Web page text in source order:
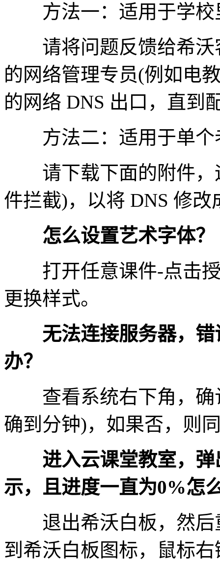
方法一：适用于学校
请将问题反馈给希沃
的网络管理专员(例如电
的网络 DNS 出口，直到
方法二：适用于单个
请下载下面的附件，
件拦截)，以将 DNS 修改
怎么设置艺术字体？
打开任意课件-点击授
更换样式。
无法连接服务器，错
办？
查看系统右下角，确
确到分钟)，如果否，则
进入云课堂教室，弹
示，且进度一直为0%怎
退出希沃白板，然后
到希沃白板图标，鼠标